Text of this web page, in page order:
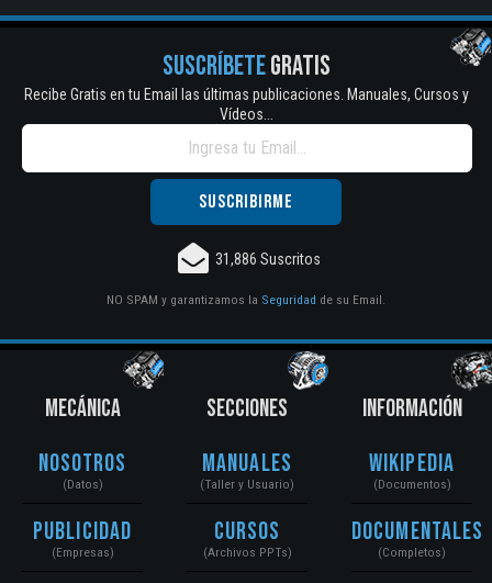
SUSCRÍBETEGRATIS
Recibe Gratis en tu Email las últimas publicaciones. Manuales, Cursos y
Vídeos...
31,886 Suscritos
NO SPAM y garantizamos la Seguridad de su Email.
MECÁNICA
Nosotros
(Datos)
Publicidad
(Empresas)
SECCIONES
Manuales
(Taller y Usuario)
Cursos
(Archivos PPTs)
INFORMACIÓN
Wikipedia
(Documentos)
Documentales
(Completos)